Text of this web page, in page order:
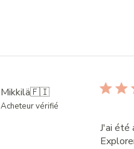
Mikkilä🇫🇮
Acheteur vérifié
J'ai été